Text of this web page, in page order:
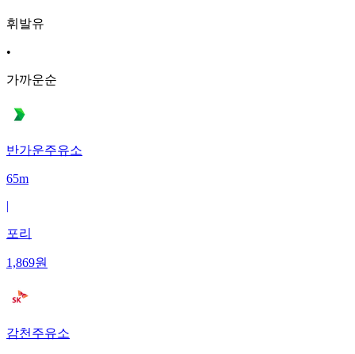
휘발유
•
가까운순
반가운주유소
65m
|
포리
1,869원
감천주유소